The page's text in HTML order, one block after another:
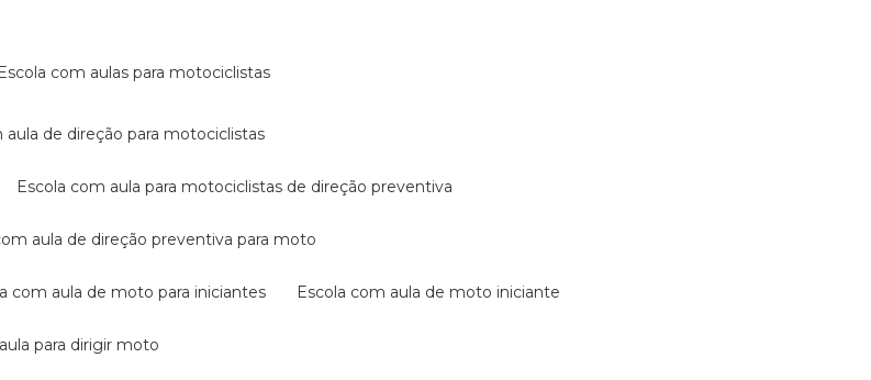
escola com aulas para motociclistas
aula de direção para motociclistas
escola com aula para motociclistas de direção preventiva
aula de direção preventiva para moto
com aula de moto para iniciantes escola com aula de moto iniciante
para dirigir moto